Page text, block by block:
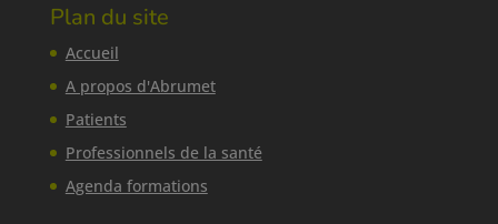
Plan du site
Accueil
A propos d'Abrumet
Patients
Professionnels de la santé
Agenda formations